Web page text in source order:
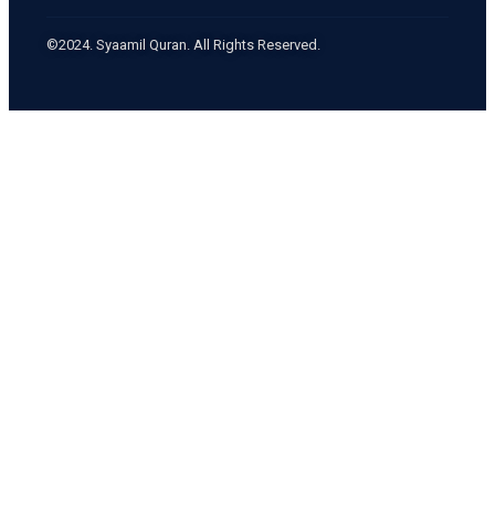
©2024. Syaamil Quran. All Rights Reserved.